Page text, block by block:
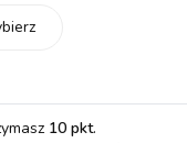
10 pkt.